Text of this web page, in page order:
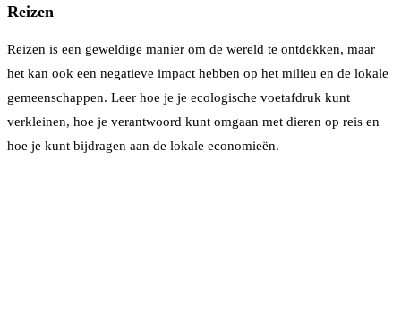
Reizen
Reizen is een geweldige manier om de wereld te ontdekken, maar
het kan ook een negatieve impact hebben op het milieu en de lokale
gemeenschappen. Leer hoe je je ecologische voetafdruk kunt
verkleinen, hoe je verantwoord kunt omgaan met dieren op reis en
hoe je kunt bijdragen aan de lokale economieën.